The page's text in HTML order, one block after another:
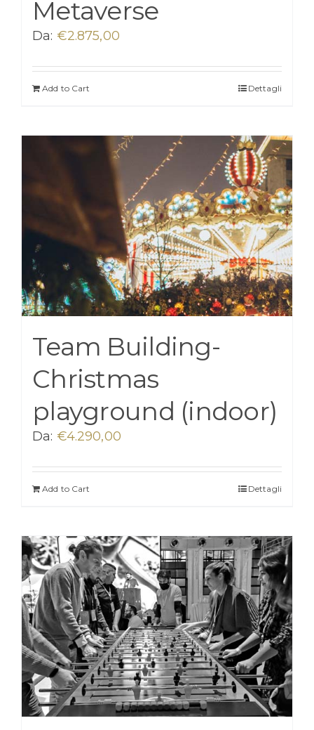
Metaverse
Da: €2.875,00
Add to Cart Dettagli
Team Building-
Christmas
playground (indoor)
Da: €4.290,00
Add to Cart Dettagli